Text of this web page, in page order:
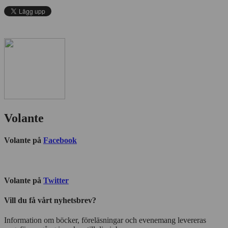
Volante
Volante på Facebook
Volante på Twitter
Vill du få vårt nyhetsbrev?
Information om böcker, föreläsningar och evenemang levereras
för
statistik